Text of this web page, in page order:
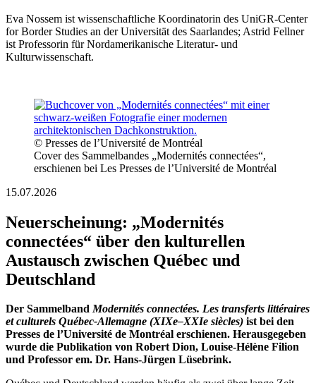
Eva Nossem ist wissenschaftliche Koordinatorin des UniGR-Center
for Border Studies an der Universität des Saarlandes; Astrid Fellner
ist Professorin für Nordamerikanische Literatur- und
Kulturwissenschaft.
© Presses de l’Université de Montréal
Cover des Sammelbandes „Modernités connectées“,
erschienen bei Les Presses de l’Université de Montréal
15.07.2026
Neuerscheinung: „Modernités
connectées“ über den kulturellen
Austausch zwischen Québec und
Deutschland
Der SammelbandModernités connectées. Les transferts littéraires
et culturels Québec-Allemagne (XIXe–XXIe siècles) ist bei den
Presses de l’Université de Montréal erschienen. Herausgegeben
wurde die Publikation von Robert Dion, Louise-Hélène Filion
und Professor em. Dr. Hans-Jürgen Lüsebrink.